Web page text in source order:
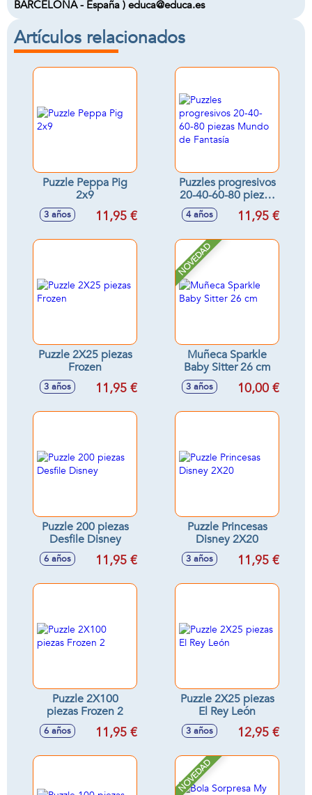
BARCELONA - España ) educa@educa.es
Artículos relacionados
Puzzle Peppa Pig
2x9
3 años 11,95 €
Puzzles progresivos
20-40-60-80 piezas
Mundo de Fantasía
4 años 11,95 €
Puzzle 2X25 piezas
Frozen
3 años 11,95 €
NOVEDAD
Muñeca Sparkle
Baby Sitter 26 cm
3 años 10,00 €
Puzzle 200 piezas
Desfile Disney
6 años 11,95 €
Puzzle Princesas
Disney 2X20
3 años 11,95 €
Puzzle 2X100
piezas Frozen 2
6 años 11,95 €
Puzzle 2X25 piezas
El Rey León
3 años 12,95 €
NOVEDAD